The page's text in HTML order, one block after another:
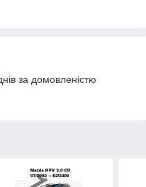
за домовленістю